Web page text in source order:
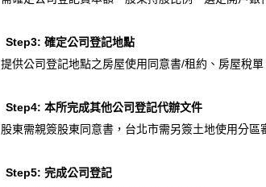
Step3: 確定公司登記地點
提供公司登記地點之房屋使用同意書/租約、房屋稅單
Step4: 本所完成其他公司登記代辦文件
股東需親簽股東同意書，台北市需另簽土地使用分區
Step5: 完成公司登記